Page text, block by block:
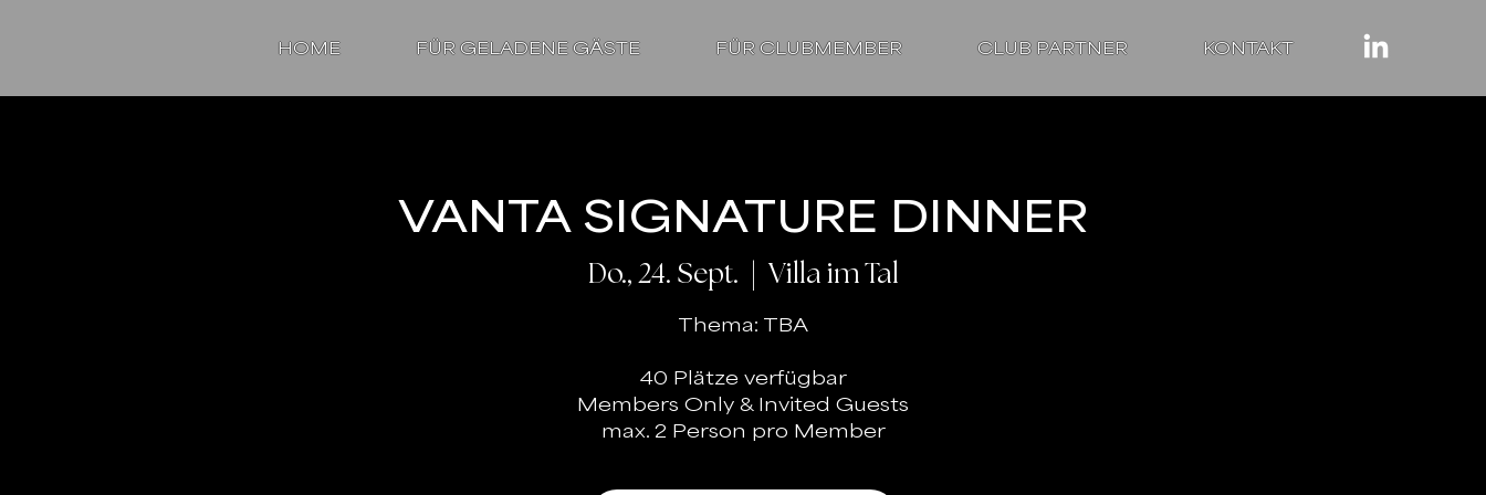
HOME FÜR GELADENE GÄSTE FÜR CLUBMEMBER CLUB PARTNER KONTAKT
VANTA SIGNATURE DINNER
Do., 24. Sept.
  |
Villa im Tal
Thema: TBA
40 Plätze verfügbar
Members Only & Invited Guests
max. 2 Person pro Member